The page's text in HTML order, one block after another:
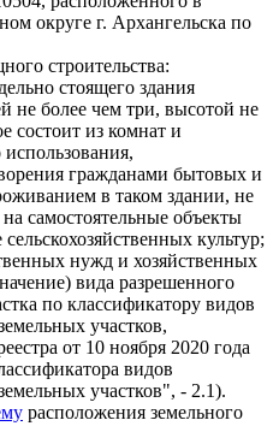
округе г. Архангельска по
строительства:
стоящего здания
не более чем три, высотой не
состоит из комнат и
гражданами бытовых и
в таком здании, не
самостоятельные объекты
культур;
нужд и хозяйственных
вида разрешенного
по классификатору видов
участков,
от 10 ноября 2020 года
видов
участков", - 2.1).
расположения земельного